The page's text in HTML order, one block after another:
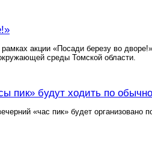
акции «Посади березу во
среды Томской области.
пик» будут ходить по
«час пик» будет